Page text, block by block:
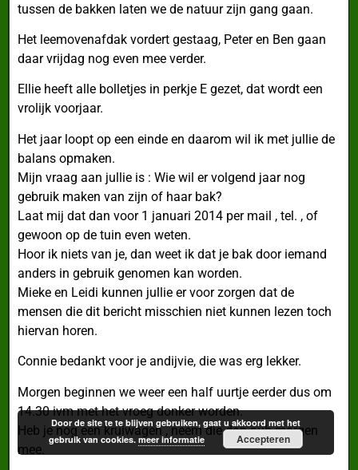
tussen de bakken laten we de natuur zijn gang gaan.
Het leemovenafdak vordert gestaag, Peter en Ben gaan
daar vrijdag nog even mee verder.
Ellie heeft alle bolletjes in perkje E gezet, dat wordt een
vrolijk voorjaar.
Het jaar loopt op een einde en daarom wil ik met jullie de
balans opmaken.
Mijn vraag aan jullie is : Wie wil er volgend jaar nog
gebruik maken van zijn of haar bak?
Laat mij dat dan voor 1 januari 2014 per mail , tel. , of
gewoon op de tuin even weten.
Hoor ik niets van je, dan weet ik dat je bak door iemand
anders in gebruik genomen kan worden.
Mieke en Leidi kunnen jullie er voor zorgen dat de
mensen die dit bericht misschien niet kunnen lezen toch
hiervan horen.
Connie bedankt voor je andijvie, die was erg lekker.
Morgen beginnen we weer een half uurtje eerder dus om
14.30 ivm met het vroeg donker worden.
Heb je nog een kruiwagen , neem die dan aub morgen
mee.
Door de site te te blijven gebruiken, gaat u akkoord met het
gebruik van cookies.meer informatie Accepteren